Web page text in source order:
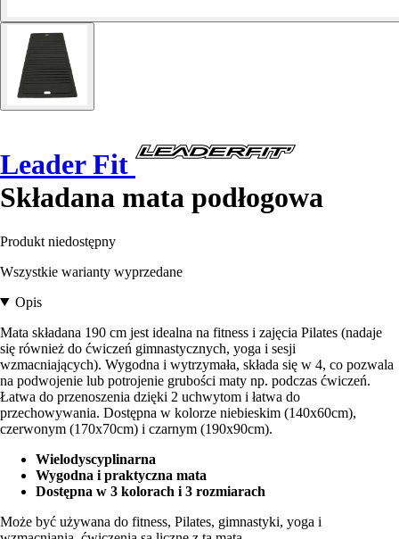
Leader Fit
Składana mata podłogowa
Produkt niedostępny
Wszystkie warianty wyprzedane
Opis
Mata składana 190 cm jest idealna na fitness i zajęcia Pilates (nadaje
się również do ćwiczeń gimnastycznych, yoga i sesji
wzmacniających). Wygodna i wytrzymała, składa się w 4, co pozwala
na podwojenie lub potrojenie grubości maty np. podczas ćwiczeń.
Łatwa do przenoszenia dzięki 2 uchwytom i łatwa do
przechowywania. Dostępna w kolorze niebieskim (140x60cm),
czerwonym (170x70cm) i czarnym (190x90cm).
Wielodyscyplinarna
Wygodna i praktyczna mata
Dostępna w 3 kolorach i 3 rozmiarach
Może być używana do fitness, Pilates, gimnastyki, yoga i